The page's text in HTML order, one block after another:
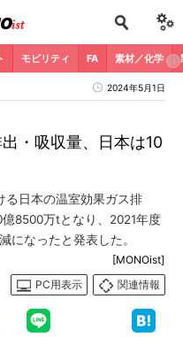
モビリティ FA 素材／化学
2024年5月1日
・吸収量、日本は10
る日本の温室効果ガス排
8500万tとなり、2021年度
になったと発表した。
[MONOist]
PC用表示
関連情報